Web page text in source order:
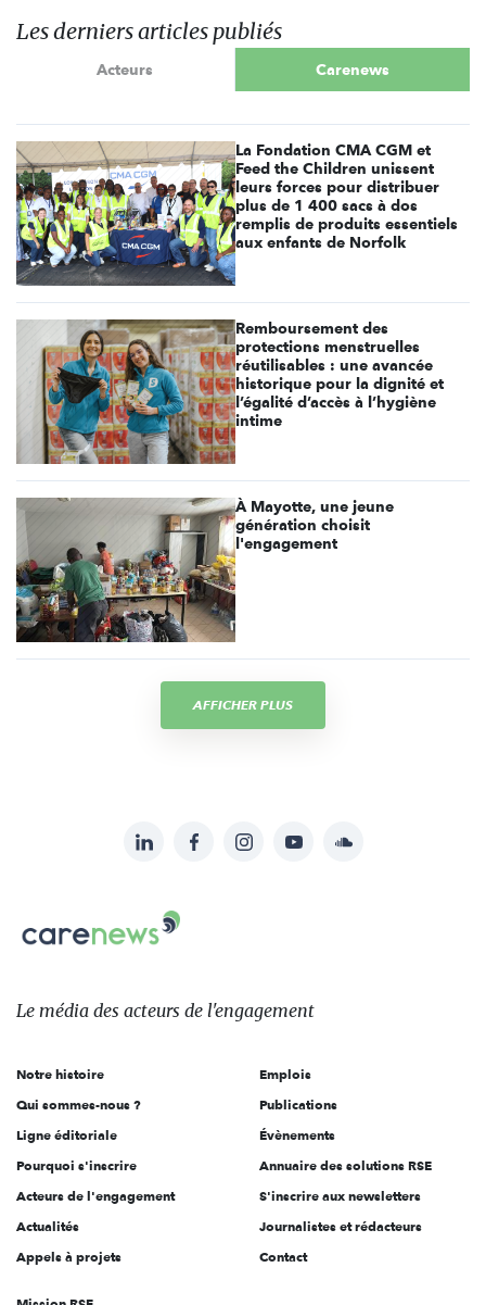
Les derniers articles publiés
Acteurs Carenews
La Fondation CMA CGM et
Feed the Children unissent
leurs forces pour distribuer
plus de 1 400 sacs à dos
remplis de produits essentiels
aux enfants de Norfolk
Remboursement des
protections menstruelles
réutilisables : une avancée
historique pour la dignité et
l’égalité d’accès à l’hygiène
intime
À Mayotte, une jeune
génération choisit
l'engagement
AFFICHER PLUS
sur:
LinkedInFacebookInstagramYouTubeSoundcloud
Le
des
l'engagement
Le média des acteurs de l'engagement
Notre histoire
Qui sommes-nous ?
Ligne éditoriale
Pourquoi s'inscrire
Acteurs de l'engagement
Actualités
Appels à projets
Emplois
Publications
Évènements
Annuaire des solutions RSE
S'inscrire aux newsletters
Journalistes et rédacteurs
Contact